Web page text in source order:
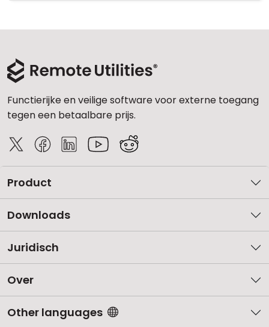
Functierijke en veilige software voor externe toegang
tegen een betaalbare prijs.
Product
Downloads
Juridisch
Over
Other languages